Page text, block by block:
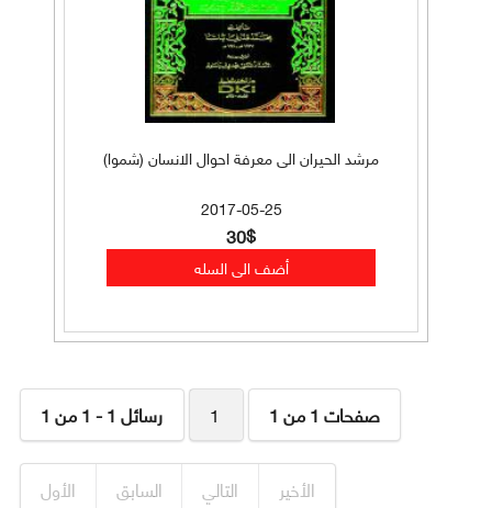
مرشد الحيران الى معرفة احوال الانسان (شموا)
2017-05-25
30$
رسائل 1 - 1 من 1 1 صفحات 1 من 1
الأول السابق التالي الأخير